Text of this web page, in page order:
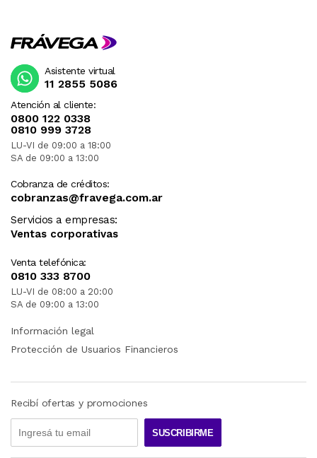
Atención al cliente:
0800 122 0338
0810 999 3728
LU-VI de 09:00 a 18:00
SA de 09:00 a 13:00
Cobranza de créditos:
cobranzas@fravega.com.ar
Servicios a empresas:
Ventas corporativas
Venta telefónica:
0810 333 8700
LU-VI de 08:00 a 20:00
SA de 09:00 a 13:00
Asistente virtual
11 2855 5086
Información legal
Protección de Usuarios Financieros
Recibí ofertas y promociones
SUSCRIBIRME